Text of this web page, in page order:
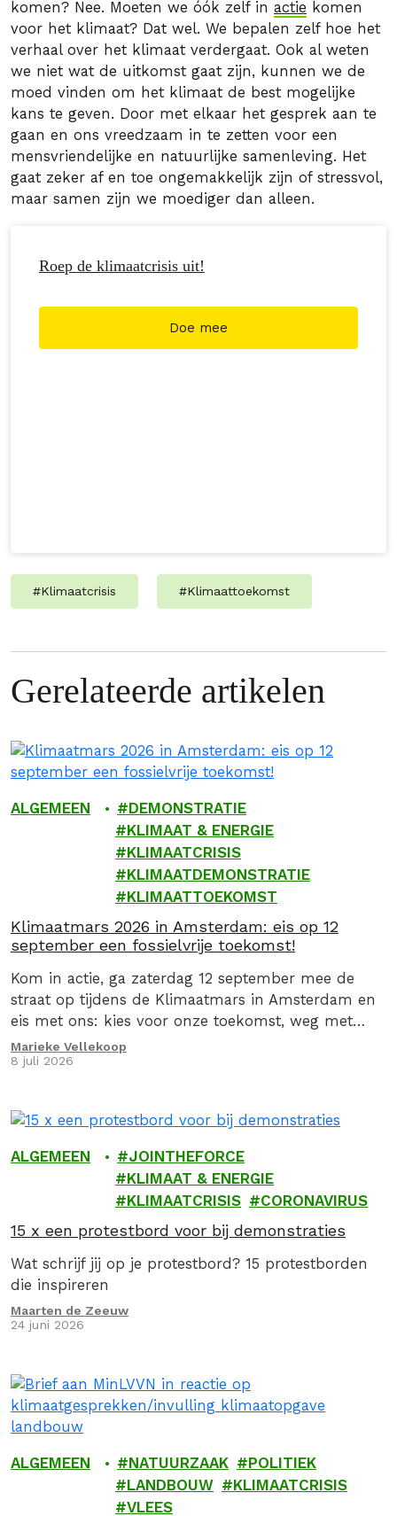
komen? Nee. Moeten we óók zelf in actie komen
voor het klimaat? Dat wel. We bepalen zelf hoe het
verhaal over het klimaat verdergaat. Ook al weten
we niet wat de uitkomst gaat zijn, kunnen we de
moed vinden om het klimaat de best mogelijke
kans te geven. Door met elkaar het gesprek aan te
gaan en ons vreedzaam in te zetten voor een
mensvriendelijke en natuurlijke samenleving. Het
gaat zeker af en toe ongemakkelijk zijn of stressvol,
maar samen zijn we moediger dan alleen.
Roep de klimaatcrisis uit!
Doe mee
#Klimaatcrisis #Klimaattoekomst
Gerelateerde artikelen
ALGEMEEN
DEMONSTRATIE
KLIMAAT & ENERGIE
KLIMAATCRISIS
KLIMAATDEMONSTRATIE
KLIMAATTOEKOMST
Klimaatmars 2026 in Amsterdam: eis op 12
september een fossielvrije toekomst!
Kom in actie, ga zaterdag 12 september mee de
straat op tijdens de Klimaatmars in Amsterdam en
eis met ons: kies voor onze toekomst, weg met
fossiel!
Marieke Vellekoop
8 juli 2026
ALGEMEEN
JOINTHEFORCE
KLIMAAT & ENERGIE
KLIMAATCRISIS
CORONAVIRUS
15 x een protestbord voor bij demonstraties
Wat schrijf jij op je protestbord? 15 protestborden
die inspireren
Maarten de Zeeuw
24 juni 2026
ALGEMEEN NATUURZAAK
POLITIEK
LANDBOUW
KLIMAATCRISIS
VLEES